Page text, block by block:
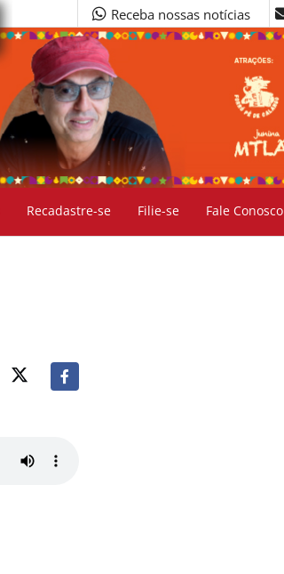
Receba nossas notícias
Recadastre-se Filie-se Fale Conosco